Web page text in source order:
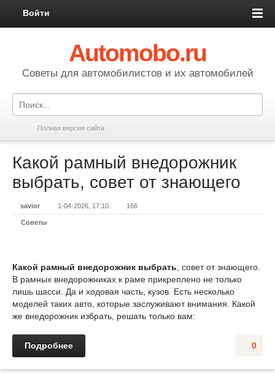
Войти
Automobo.ru
Cоветы для автомобилистов и их автомобилей
Полная версия сайта
Какой рамный внедорожник
выбрать, совет от знающего
savior 1-04-2026, 17:10 166
Советы
Какой рамный внедорожник выбрать , совет от знающего.
В рамных внедорожниках к раме прикреплено не только
лишь шасси. Да и ходовая часть, кузов. Есть несколько
моделей таких авто, которые заслуживают внимания. Какой
же внедорожник избрать, решать только вам:
0
Подробнее